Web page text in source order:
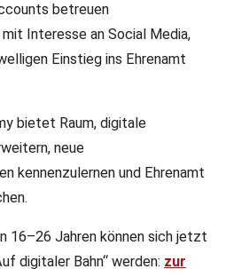
betreuen
Interesse an Social Media,
Einstieg ins Ehrenamt
bietet Raum, digitale
neue
kennenzulernen und Ehrenamt
16–26 Jahren können sich jetzt
digitaler Bahn“ werden: zur